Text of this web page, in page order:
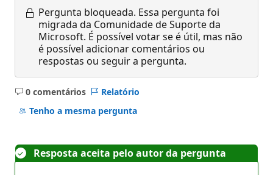
Pergunta bloqueada. Essa pergunta foi
migrada da Comunidade de Suporte da
Microsoft. É possível votar se é útil, mas não
é possível adicionar comentários ou
respostas ou seguir a pergunta.
0 comentários
Sem
comentários
Relatório
Tenho a mesma pergunta
Resposta aceita pelo autor da pergunta